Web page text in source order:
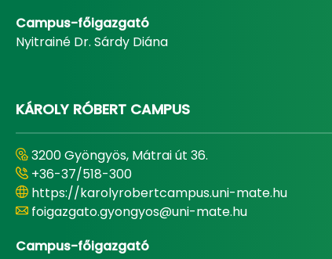
Campus-főigazgató
Nyitrainé Dr. Sárdy Diána
KÁROLY RÓBERT CAMPUS
3200 Gyöngyös, Mátrai út 36.
+36-37/518-300
https://karolyrobertcampus.uni-mate.hu
foigazgato.gyongyos@uni-mate.hu
Campus-főigazgató